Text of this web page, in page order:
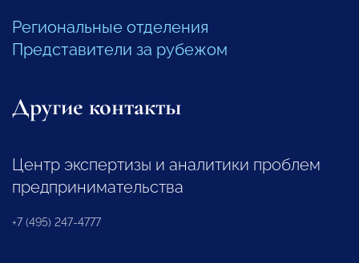
Региональные отделения
Представители за рубежом
Другие контакты
Центр экспертизы и аналитики проблем
предпринимательства
+7 (495) 247-4777